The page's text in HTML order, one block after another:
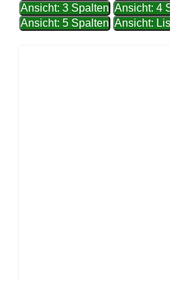
Ansicht: 3 Spalten Ansicht: 4
Ansicht: 5 Spalten Ansicht: